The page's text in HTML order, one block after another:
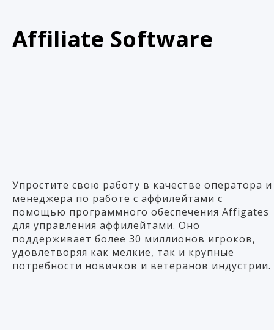
Affiliate Software
Упростите свою работу в качестве оператора и
менеджера по работе с аффилейтами с
помощью программного обеспечения Affigates
для управления аффилейтами. Оно
поддерживает более 30 миллионов игроков,
удовлетворяя как мелкие, так и крупные
потребности новичков и ветеранов индустрии.